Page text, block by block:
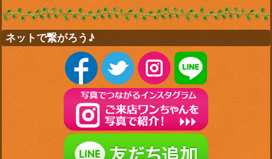
ネットで繋がろう♪